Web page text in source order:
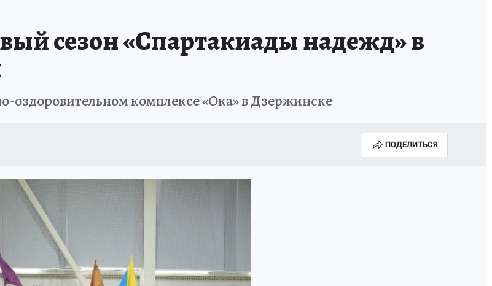
сезон «Спартакиады надежд» в
оздоровительном комплексе «Ока» в Дзержинске
ПОДЕЛИТЬСЯ